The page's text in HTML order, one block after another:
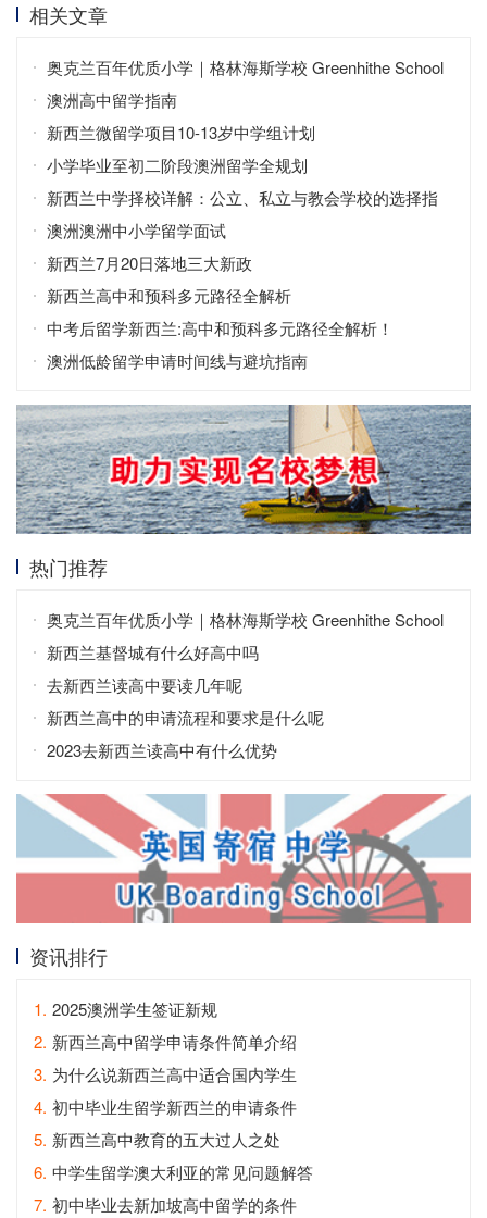
相关文章
奥克兰百年优质小学｜格林海斯学校 Greenhithe School
低龄留学全解析
澳洲高中留学指南
新西兰微留学项目10-13岁中学组计划
小学毕业至初二阶段澳洲留学全规划
新西兰中学择校详解：公立、私立与教会学校的选择指
南
澳洲澳洲中小学留学面试
新西兰7月20日落地三大新政
新西兰高中和预科多元路径全解析
中考后留学新西兰:高中和预科多元路径全解析！
澳洲低龄留学申请时间线与避坑指南
热门推荐
奥克兰百年优质小学｜格林海斯学校 Greenhithe School
低龄留学全解析
新西兰基督城有什么好高中吗
去新西兰读高中要读几年呢
新西兰高中的申请流程和要求是什么呢
2023去新西兰读高中有什么优势
资讯排行
1. 2025澳洲学生签证新规
2. 新西兰高中留学申请条件简单介绍
3. 为什么说新西兰高中适合国内学生
4. 初中毕业生留学新西兰的申请条件
5. 新西兰高中教育的五大过人之处
6. 中学生留学澳大利亚的常见问题解答
7. 初中毕业去新加坡高中留学的条件